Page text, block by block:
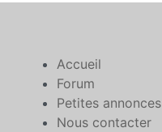
Accueil
Forum
Petites annonces
Nous contacter